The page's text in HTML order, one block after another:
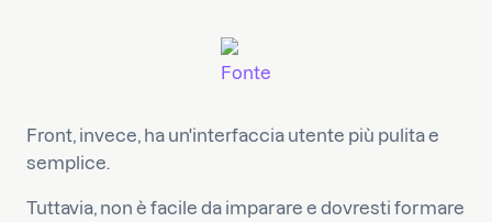
Fonte
Front, invece, ha un'interfaccia utente più pulita e
semplice.
Tuttavia, non è facile da imparare e dovresti formare